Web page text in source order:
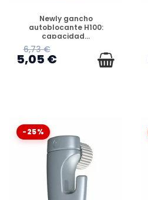
DISPONIBLE
Newly gancho
autoblocante H100:
capacidad...
6,73 €
5,05 €
-25%